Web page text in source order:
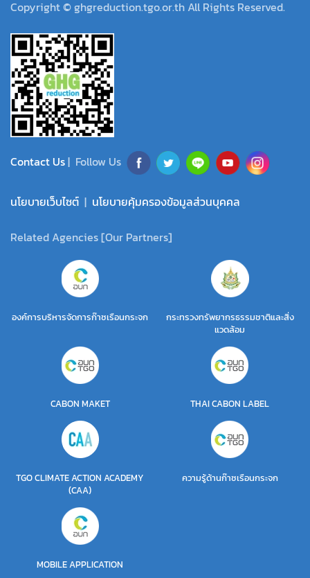
Copyright © ghgreduction.tgo.or.th All Rights Reserved.
Contact Us| Follow Us
นโยบายเว็บไซต์ | นโยบายคุ้มครองข้อมูลส่วนบุคคล
Related Agencies [Our Partners]
องค์การบริหารจัดการก๊าซเรือนกระจก
กระทรวงทรัพยากรธรรมชาติและสิ่ง
แวดล้อม
CABON MAKET THAI CABON LABEL
TGO CLIMATE ACTION ACADEMY
(CAA)
ความรู้ด้านก๊าซเรือนกระจก
MOBILE APPLICATION